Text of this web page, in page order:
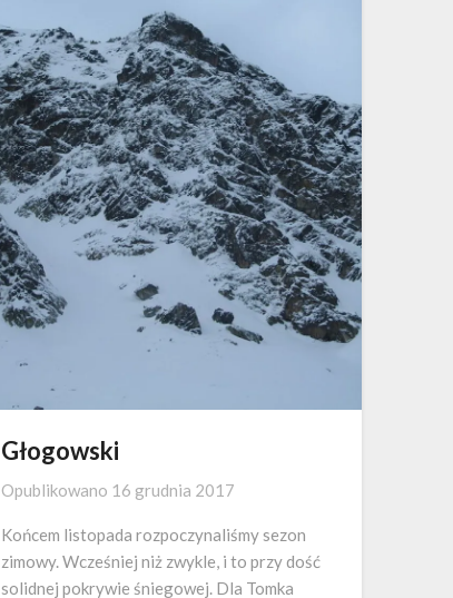
Głogowski
Opublikowano 16 grudnia 2017
Końcem listopada rozpoczynaliśmy sezon
zimowy. Wcześniej niż zwykle, i to przy dość
solidnej pokrywie śniegowej. Dla Tomka